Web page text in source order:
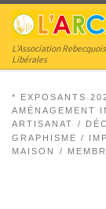
Skip to content
L’Association
Libérales
* EXPOSANTS
AMÉNAGEMENT
ARTISANAT
GRAPHISME /
MAISON